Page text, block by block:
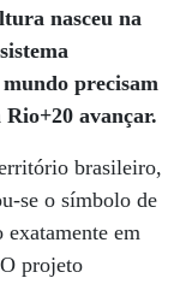
nasceu na
precisam
avançar.
brasileiro,
se o símbolo de
exatamente em
projeto